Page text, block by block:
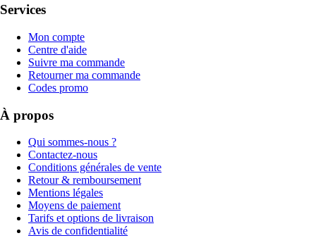
Services
Mon compte
Centre d'aide
Suivre ma commande
Retourner ma commande
Codes promo
À propos
Qui sommes-nous ?
Contactez-nous
Conditions générales de vente
Retour & remboursement
Mentions légales
Moyens de paiement
Tarifs et options de livraison
Avis de confidentialité